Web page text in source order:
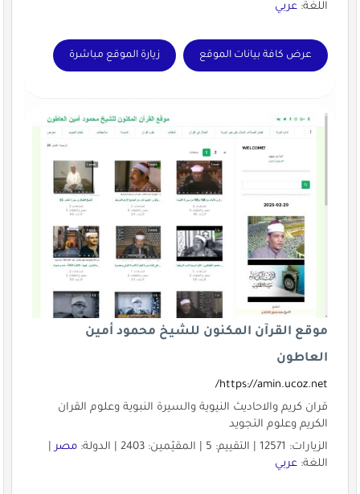
اللغة: عربي
عرض كافة بيانات الموقع زيارة الموقع مباشرة
موقع القرآن المكنون للشيخ محمود أمين
العاطون
https://amin.ucoz.net/
قران كريم والاحاديث النيوية والسيرة النبوية وعلوم القران
الكريم وعلوم التجويد
الزيارات: 12571 | التقييم: 5 | المقيّمين: 2403 | الدولة:
مصر|
اللغة: عربي